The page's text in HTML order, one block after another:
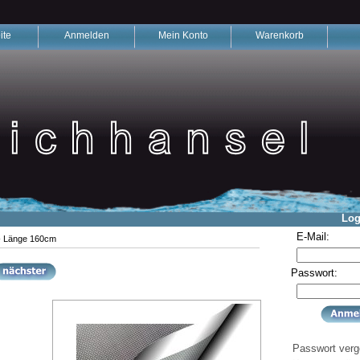
Anmelden Mein Konto Warenkorb
Länge 160cm
E-Mail:
Passwort:
Passwort